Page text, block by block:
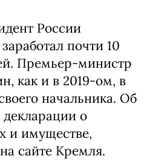
России
почти 10
Премьер-министр
как и в 2019-ом, в
начальника. Об
декларации о
и имуществе,
сайте Кремля.